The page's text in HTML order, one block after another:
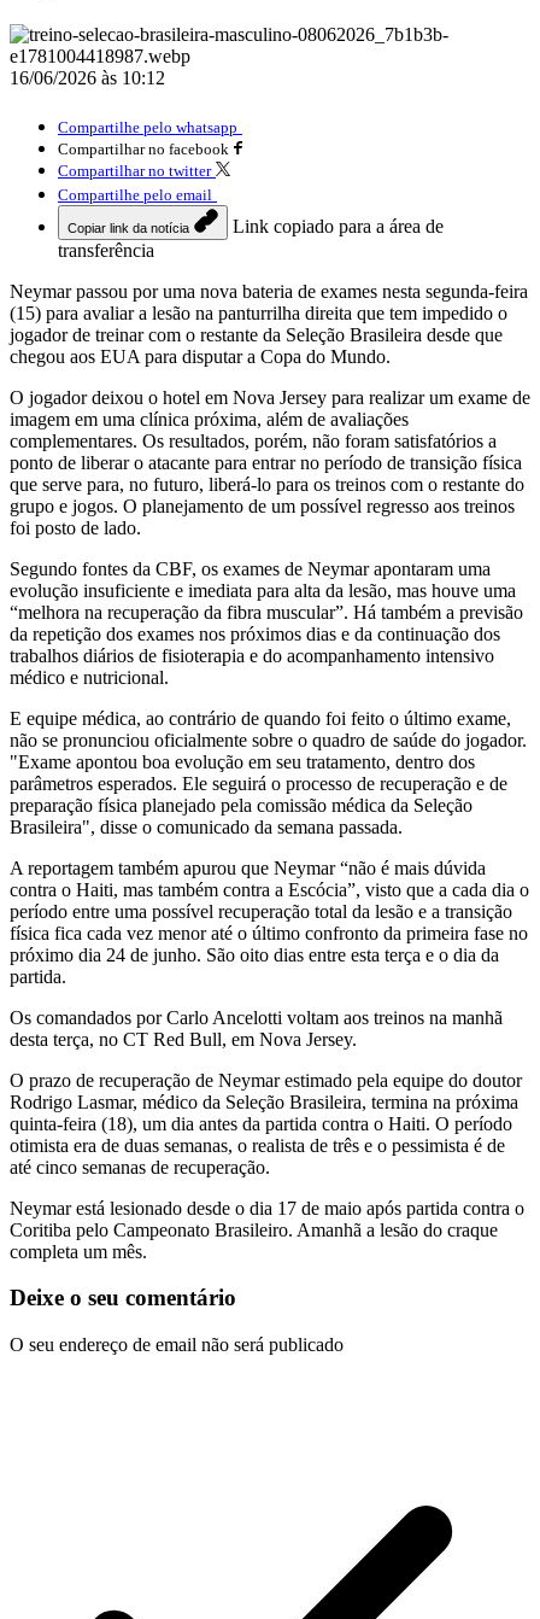
16/06/2026 às 10:12
Compartilhe pelo whatsapp
Compartilhar no facebook
Compartilhar no twitter
Compartilhe pelo email
Copiar link da notícia
Link copiado para a área de
transferência
Neymar passou por uma nova bateria de exames nesta segunda-feira
(15) para avaliar a lesão na panturrilha direita que tem impedido o
jogador de treinar com o restante da Seleção Brasileira desde que
chegou aos EUA para disputar a Copa do Mundo.
O jogador deixou o hotel em Nova Jersey para realizar um exame de
imagem em uma clínica próxima, além de avaliações
complementares. Os resultados, porém, não foram satisfatórios a
ponto de liberar o atacante para entrar no período de transição física
que serve para, no futuro, liberá-lo para os treinos com o restante do
grupo e jogos. O planejamento de um possível regresso aos treinos
foi posto de lado.
Segundo fontes da CBF, os exames de Neymar apontaram uma
evolução insuficiente e imediata para alta da lesão, mas houve uma
“melhora na recuperação da fibra muscular”. Há também a previsão
da repetição dos exames nos próximos dias e da continuação dos
trabalhos diários de fisioterapia e do acompanhamento intensivo
médico e nutricional.
E equipe médica, ao contrário de quando foi feito o último exame,
não se pronunciou oficialmente sobre o quadro de saúde do jogador.
"Exame apontou boa evolução em seu tratamento, dentro dos
parâmetros esperados. Ele seguirá o processo de recuperação e de
preparação física planejado pela comissão médica da Seleção
Brasileira", disse o comunicado da semana passada.
A reportagem também apurou que Neymar “não é mais dúvida
contra o Haiti, mas também contra a Escócia”, visto que a cada dia o
período entre uma possível recuperação total da lesão e a transição
física fica cada vez menor até o último confronto da primeira fase no
próximo dia 24 de junho. São oito dias entre esta terça e o dia da
partida.
Os comandados por Carlo Ancelotti voltam aos treinos na manhã
desta terça, no CT Red Bull, em Nova Jersey.
O prazo de recuperação de Neymar estimado pela equipe do doutor
Rodrigo Lasmar, médico da Seleção Brasileira, termina na próxima
quinta-feira (18), um dia antes da partida contra o Haiti. O período
otimista era de duas semanas, o realista de três e o pessimista é de
até cinco semanas de recuperação.
Neymar está lesionado desde o dia 17 de maio após partida contra o
Coritiba pelo Campeonato Brasileiro. Amanhã a lesão do craque
completa um mês.
Deixe o seu comentário
O seu endereço de email não será publicado